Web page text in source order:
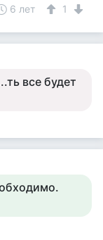
6 лет 1
все будет